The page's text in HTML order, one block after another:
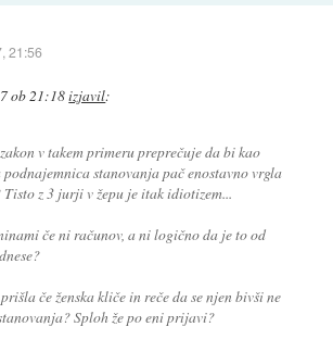
21:56
ob 21:18izjavil:
v takem primeru preprečuje da bi kao
stanovanja pač enostavno vrgla
z 3 jurji v žepu je itak idiotizem...
če ni računov, a ni logično da je to od
če ženska kliče in reče da se njen bivši ne
Sploh že po eni prijavi?